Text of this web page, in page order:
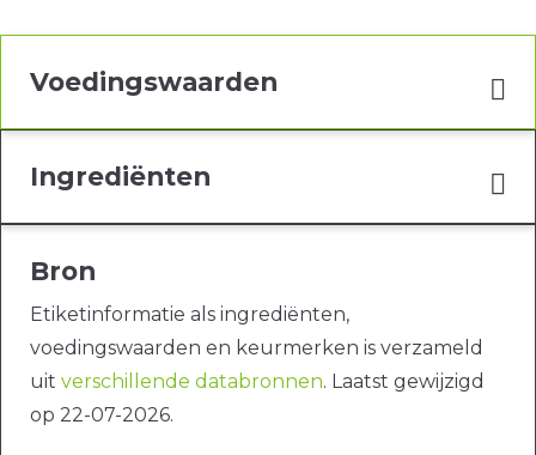
Voedingswaarden
Ingrediënten
Bron
Etiketinformatie als ingrediënten,
voedingswaarden en keurmerken is verzameld
uit verschillende databronnen. Laatst gewijzigd
op 22-07-2026.